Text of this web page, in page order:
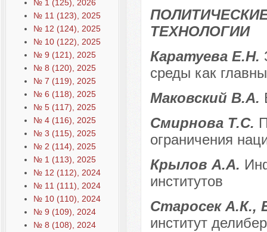
№ 1 (125), 2026
№ 11 (123), 2025
№ 12 (124), 2025
№ 10 (122), 2025
№ 9 (121), 2025
№ 8 (120), 2025
№ 7 (119), 2025
№ 6 (118), 2025
№ 5 (117), 2025
№ 4 (116), 2025
№ 3 (115), 2025
№ 2 (114), 2025
№ 1 (113), 2025
№ 12 (112), 2024
№ 11 (111), 2024
№ 10 (110), 2024
№ 9 (109), 2024
№ 8 (108), 2024
ТЕХНОЛОГИИ
Каратуева Е.Н.
среды как
Маковский В.А.
Смирнова Т.С.
ограничения
Крылов А.А.
институтов
Старосек А.К.,
институт